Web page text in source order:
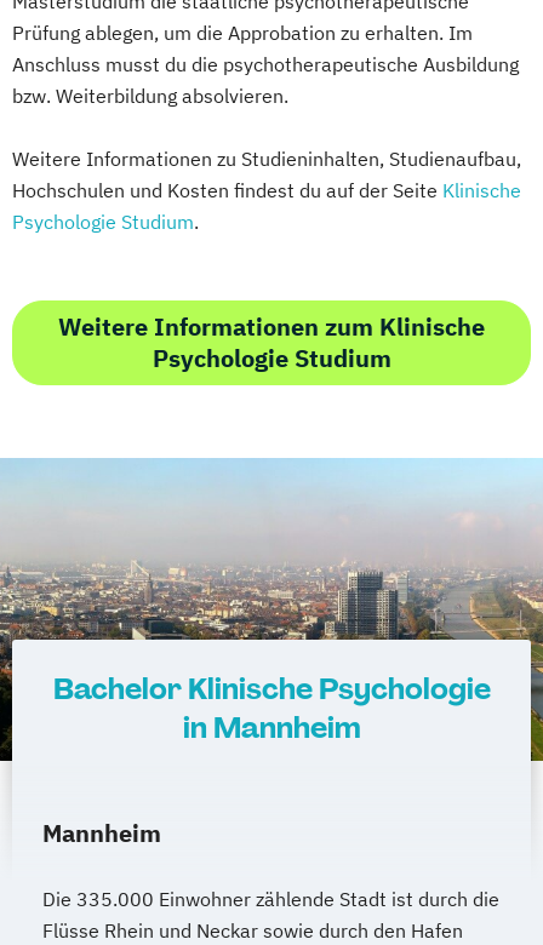
Prüfung ablegen, um die Approbation zu erhalten. Im
Anschluss musst du die psychotherapeutische Ausbildung
bzw. Weiterbildung absolvieren.
Weitere Informationen zu Studieninhalten, Studienaufbau,
Hochschulen und Kosten findest du auf der Seite Klinische
Psychologie Studium.
Weitere Informationen zum Klinische
Psychologie Studium
Bachelor Klinische Psychologie
in Mannheim
Mannheim
Die 335.000 Einwohner zählende Stadt ist durch die
Flüsse Rhein und Neckar sowie durch den Hafen